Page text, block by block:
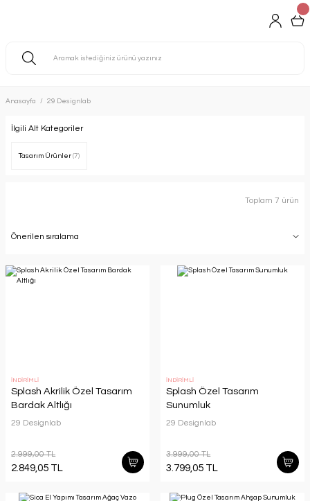
Anasayfa 29 Designlab
İlgili Alt Kategoriler
Tasarım Ürünler (7)
Toplam 7 ürün
İNDİRİMLİ
Splash Akrilik Özel Tasarım
Bardak Altlığı
29 Designlab
2.999,00 TL
2.849,05 TL
İNDİRİMLİ
Splash Özel Tasarım
Sunumluk
29 Designlab
3.999,00 TL
3.799,05 TL